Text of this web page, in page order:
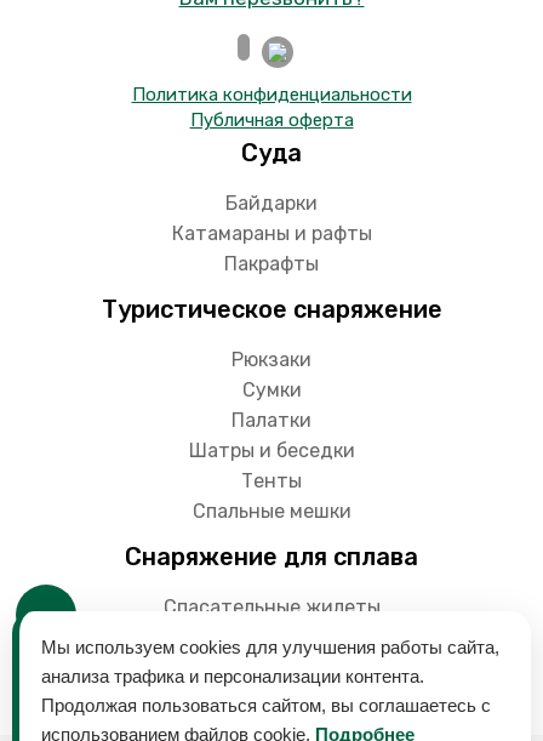
Политика конфиденциальности
Публичная оферта
Суда
Байдарки
Катамараны и рафты
Пакрафты
Туристическое снаряжение
Рюкзаки
Сумки
Палатки
Шатры и беседки
Тенты
Спальные мешки
Снаряжение для сплава
Спасательные жилеты
Гермоупаковки
Мы используем cookies для улучшения работы сайта,
анализа трафика и персонализации контента.
Продолжая пользоваться сайтом, вы соглашаетесь с
использованием файлов cookie. Подробнее